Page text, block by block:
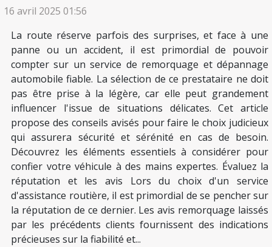
16 avril 2025 01:56
La route réserve parfois des surprises, et face à une
panne ou un accident, il est primordial de pouvoir
compter sur un service de remorquage et dépannage
automobile fiable. La sélection de ce prestataire ne doit
pas être prise à la légère, car elle peut grandement
influencer l'issue de situations délicates. Cet article
propose des conseils avisés pour faire le choix judicieux
qui assurera sécurité et sérénité en cas de besoin.
Découvrez les éléments essentiels à considérer pour
confier votre véhicule à des mains expertes. Évaluez la
réputation et les avis Lors du choix d'un service
d'assistance routière, il est primordial de se pencher sur
la réputation de ce dernier. Les avis remorquage laissés
par les précédents clients fournissent des indications
précieuses sur la fiabilité et...